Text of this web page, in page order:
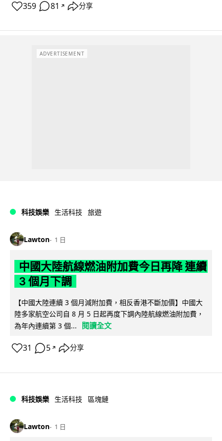
359 81 ↗ 分享
ADVERTISEMENT
科技娛樂 生活科技 旅遊
Lawton 1 日
中國大陸航線燃油附加費今日再降 連續
3 個月下調
【中國大陸連續 3 個月減附加費，相反香港不斷加價】中國大
陸多家航空公司自 8 月 5 日起再度下調內陸航線燃油附加費，
為年內連續第 3 個...
閱讀全文
31 5 ↗ 分享
科技娛樂 生活科技 區塊鏈
Lawton 1 日